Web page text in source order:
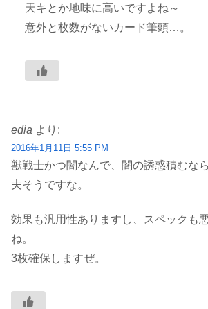
天キとか地味に高いですよね～
意外と枚数がないカード筆頭…。
edia より:
2016年1月11日 5:55 PM
獣戦士かつ闇なんで、闇の誘惑積むな
夫そうですな。
効果も汎用性ありますし、スペックも
ね。
3枚確保しますぜ。